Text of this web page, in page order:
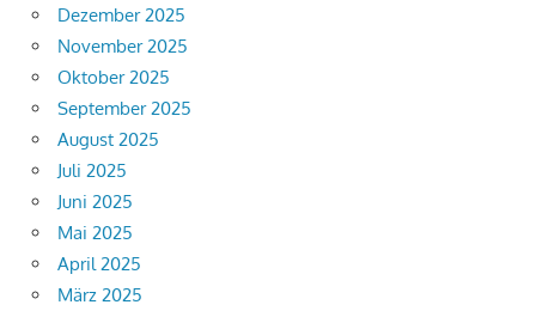
Dezember 2025
November 2025
Oktober 2025
September 2025
August 2025
Juli 2025
Juni 2025
Mai 2025
April 2025
März 2025